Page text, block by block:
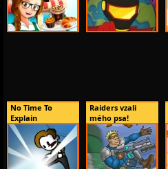
No Time To
Explain
Raiders vzali
mého psa!